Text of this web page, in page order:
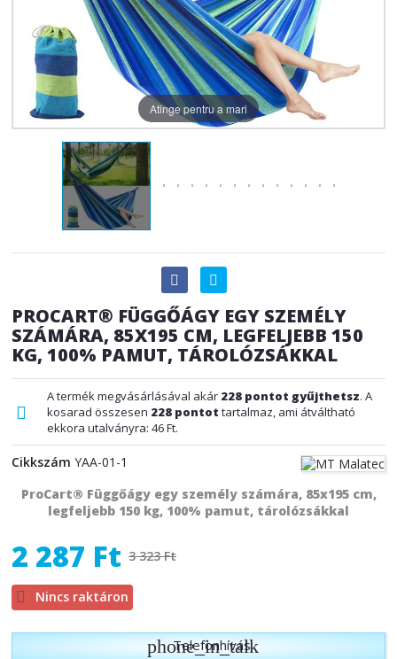
Atinge pentru a mari
PROCART® FÜGGŐÁGY EGY SZEMÉLY
SZÁMÁRA, 85X195 CM, LEGFELJEBB 150
KG, 100% PAMUT, TÁROLÓZSÁKKAL
A termék megvásárlásával akár 228 pontot gyűjthetsz. A
kosarad összesen 228 pontot tartalmaz, ami átváltható
ekkora utalványra: 46 Ft.
Cikkszám YAA-01-1
ProCart® Függőágy egy személy számára, 85x195 cm,
legfeljebb 150 kg, 100% pamut, tárolózsákkal
2 287 Ft 3 323 Ft
 Nincs raktáron
phone_in_talk
Telefonhívás